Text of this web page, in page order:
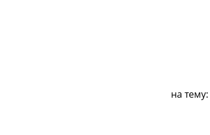
на тему: